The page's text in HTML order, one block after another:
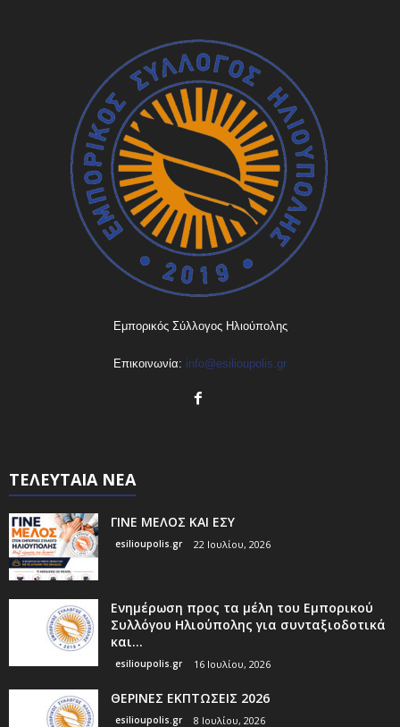
Εμπορικός Σύλλογος Ηλιούπολης
Επικοινωνία: info@esilioupolis.gr
ΤΕΛΕΥΤΑΙΑ ΝΕΑ
ΓΙΝΕ ΜΕΛΟΣ ΚΑΙ ΕΣΥ
esilioupolis.gr 22 Ιουλίου, 2026
Ενημέρωση προς τα μέλη του Εμπορικού
Συλλόγου Ηλιούπολης για συνταξιοδοτικά
και...
esilioupolis.gr 16 Ιουλίου, 2026
ΘΕΡΙΝΕΣ ΕΚΠΤΩΣΕΙΣ 2026
esilioupolis.gr 8 Ιουλίου, 2026